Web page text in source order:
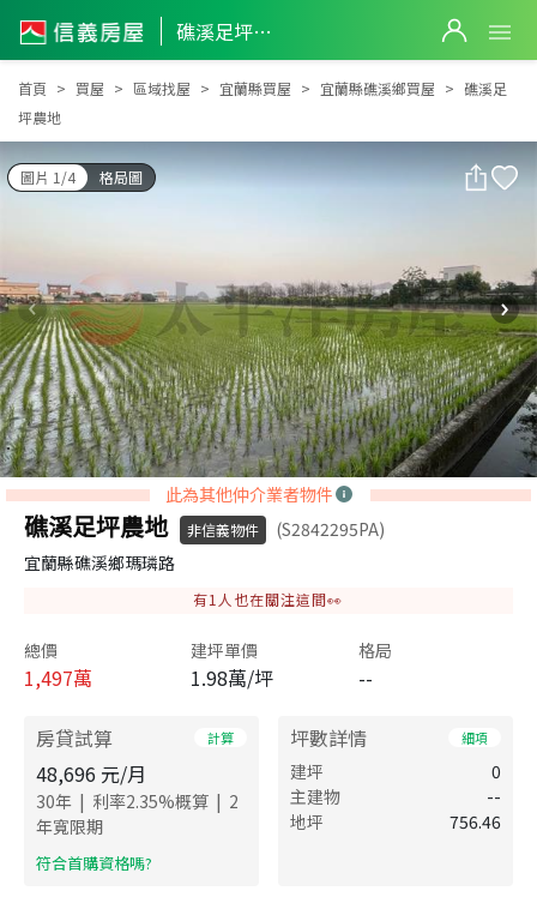
礁溪足坪農地
礁溪足坪農地
首頁 買屋 區域找屋 宜蘭縣買屋 宜蘭縣礁溪鄉買屋
礁溪足
坪農地
圖片 1/4 格局圖
此為其他仲介業者物件
礁溪足坪農地 非信義物件
(S2842295PA)
宜蘭縣礁溪鄉瑪璘路
有1 人也在關注這間👀
總價
1,497萬
建坪單價
1.98萬/坪
格局
--
房貸試算 計算
48,696 元/月
30年 | 利率2.35%概算 | 2
年寬限期
​符合首購資格嗎?
坪數詳情 細項
建坪
0
主建物
--
地坪
756.46